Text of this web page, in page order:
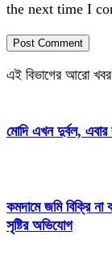
the next time I
এই বিভাগের আরো খবর
মোদি এখন দুর্বল, এবার
কমদামে জমি বিক্রি
সৃষ্টির অভিযোগ